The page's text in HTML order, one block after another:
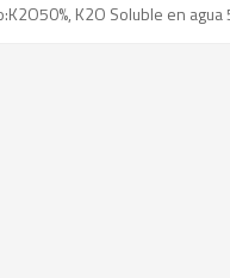
K2O Soluble en agua